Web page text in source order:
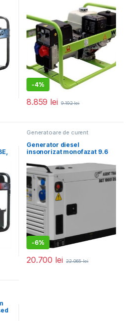
curent sudura 40-220 A
-4%
8.859 lei 9.192lei
Generatoare de curent
electrice
Generator diesel
insonorizat monofazat 9.6
optional
-6%
20.700 lei 22.065lei